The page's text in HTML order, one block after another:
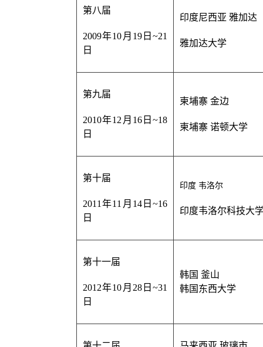
第八届
2009年10月19日~21
日
印度尼西亚 雅加达
雅加达大学
第九届
2010年12月16日~18
日
柬埔寨 金边
柬埔寨 诺顿大学
第十届
2011年11月14日~16
日
印度 韦洛尔
印度韦洛尔科技大
第十一届
2012年10月28日~31
日
韩国 釜山
韩国东西大学